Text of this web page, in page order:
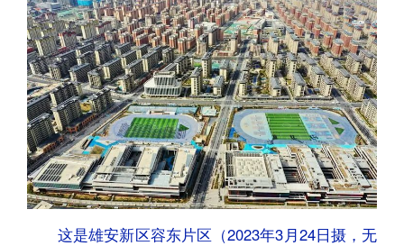
这是雄安新区容东片区（2023年3月24日摄，无